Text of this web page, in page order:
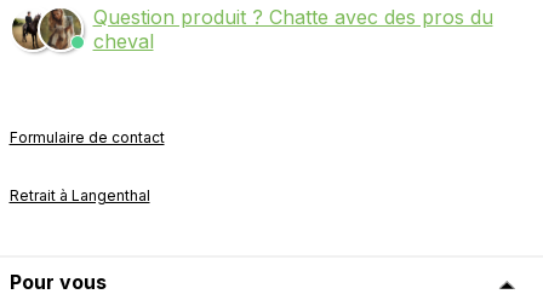
Question produit ? Chatte avec des pros du
cheval
Formulaire de contact
Retrait à Langenthal
Pour vous